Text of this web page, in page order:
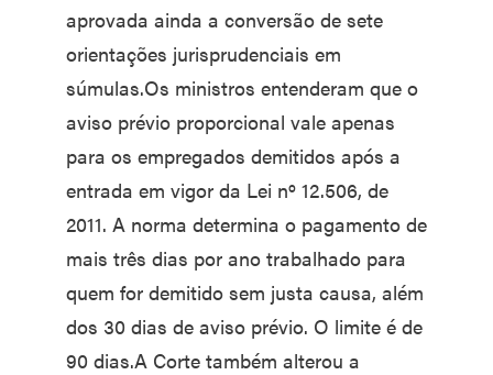
aprovada ainda a conversão de sete
orientações jurisprudenciais em
súmulas.Os ministros entenderam que o
aviso prévio proporcional vale apenas
para os empregados demitidos após a
entrada em vigor da Lei nº 12.506, de
2011. A norma determina o pagamento de
mais três dias por ano trabalhado para
quem for demitido sem justa causa, além
dos 30 dias de aviso prévio. O limite é de
90 dias.A Corte também alterou a